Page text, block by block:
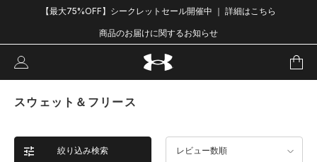
【最大75%OFF】シークレットセール開催中 ｜ 詳細はこちら
商品のお届けに関するお知らせ
スウェット＆フリース
絞り込み検索 レビュー数順